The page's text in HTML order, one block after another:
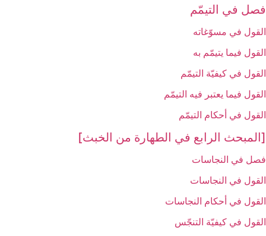
فصل في التيمّم‏
القول في مسوّغاته‏
القول فيما يتيمّم به‏
القول في كيفيّة التيمّم‏
القول فيما يعتبر فيه التيمّم‏
القول في أحكام التيمّم‏
[المبحث الرابع في الطهارة من الخبث‏]
فصل في النجاسات‏
القول في النجاسات‏
القول في أحكام النجاسات‏
القول في كيفيّة التنجّس‏